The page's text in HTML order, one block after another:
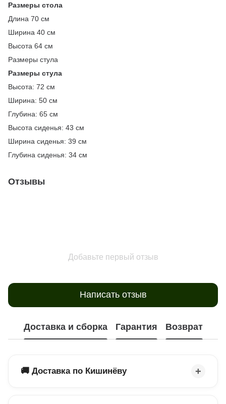
Размеры стола
Длина 70 см
Ширина 40 см
Высота 64 см
Размеры стула
Размеры стула
Высота: 72 см
Ширина: 50 см
Глубина: 65 см
Высота сиденья: 43 см
Ширина сиденья: 39 см
Глубина сиденья: 34 см
Отзывы
Добавьте первый отзыв
Написать отзыв
Доставка и сборка Гарантия Возврат
🚚 Доставка по Кишинёву